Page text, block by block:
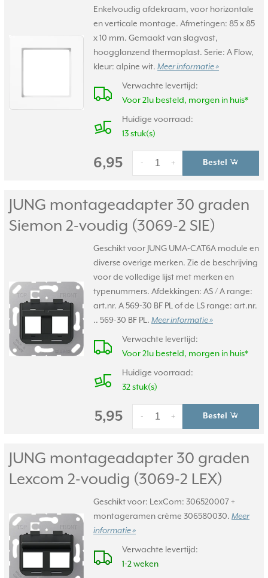
Enkelvoudig afdekraam, voor horizontale
en verticale montage. Afmetingen: 85 x 85
x 10 mm. Gemaakt van slagvast,
hoogglanzend thermoplast. Serie: A Flow,
kleur: alpine wit. Meer informatie »
Verwachte levertijd:
Voor 21u besteld, morgen in huis*
Huidige voorraad:
13 stuk(s)
6,95 +
- Bestel
JUNG montageadapter 30 graden
Siemon 2-voudig (3069-2 SIE)
Geschikt voor JUNG UMA-CAT6A module en
diverse overige merken. Zie de beschrijving
voor de volledige lijst met merken en
typenummers. Afdekkingen: AS / A range:
art.nr. A 569-30 BF PL of de LS range: art.nr.
.. 569-30 BF PL. Meer informatie »
Verwachte levertijd:
Voor 21u besteld, morgen in huis*
Huidige voorraad:
32 stuk(s)
5,95 +
- Bestel
JUNG montageadapter 30 graden
Lexcom 2-voudig (3069-2 LEX)
Geschikt voor: LexCom: 306520007 +
montageramen crème 306580030. Meer
informatie »
Verwachte levertijd:
1-2 weken